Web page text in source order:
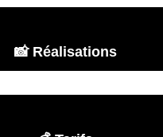
📸 Réalisations